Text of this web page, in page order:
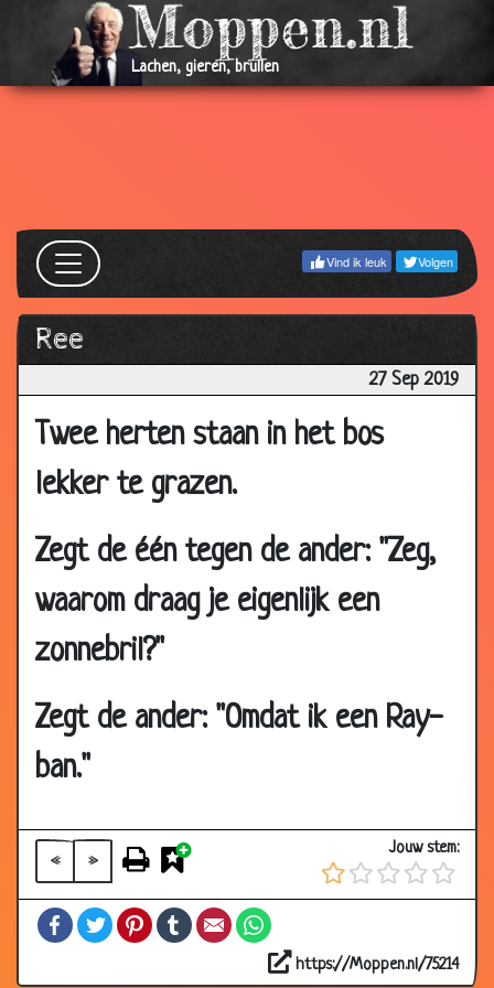
Lachen, gieren, brullen
Vind ik leuk Volgen
Ree
27 Sep 2019
Twee herten staan in het bos
lekker te grazen.
Zegt de één tegen de ander: "Zeg,
waarom draag je eigenlijk een
zonnebril?"
Zegt de ander: "Omdat ik een Ray-
ban."
« »
Jouw stem:
FacebookTwitterPinterestTumblrEmail
https://Moppen.nl/75214
Lift voor varkens
2.75
28 Dec 2019 Mol en Olifant
13 Dec 2019
Gekke koeienziekte
26 Nov 2019
Nu even niet....
2.99